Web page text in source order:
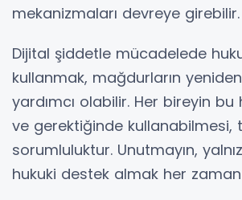
mekanizmaları devreye girebilir.
Dijital şiddetle mücadelede
kullanmak, mağdurların
yardımcı olabilir. Her bireyin bu
ve gerektiğinde kullanabilmesi,
sorumluluktur. Unutmayın,
hukuki destek almak her